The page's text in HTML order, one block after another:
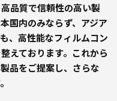
品質で信頼性の高い製
国内のみならず、アジア
、高性能なフィルムコン
えております。これから
品をご提案し、さらな